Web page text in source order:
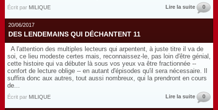
Écrit par MILIQUE Lire la suite 0
20/06/2017
DES LENDEMAINS QUI DÉCHANTENT 11
A l'attention des multiples lecteurs qui arpentent, à juste titre il va de
soi, ce lieu modeste certes mais, reconnaissez-le, pas loin d'être génial,
cette histoire qui va débuter là sous vos yeux va être fractionnée --
confort de lecture oblige -- en autant d'épisodes qu'il sera nécessaire. Il
suffira donc aux autres, tout aussi nombreux, qui la prendront en cours
de...
Écrit par MILIQUE Lire la suite 0